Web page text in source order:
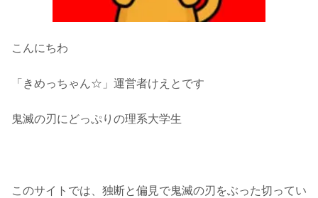
こんにちわ
「きめっちゃん☆」運営者けえとです
鬼滅の刃にどっぷりの理系大学生
このサイトでは、独断と偏見で鬼滅の刃をぶった切ってい